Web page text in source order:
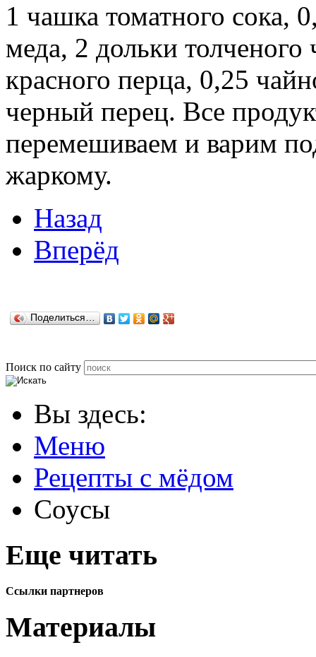
1 чашка томатного сока,
меда, 2 дольки толченого
красного перца, 0,25
черный перец. Все
перемешиваем и варим
жаркому.
Назад
Вперёд
Поделиться…
Поиск по сайту
Вы здесь:
Меню
Рецепты с мёдом
Соусы
Еще читать
Ссылки партнеров
Материалы